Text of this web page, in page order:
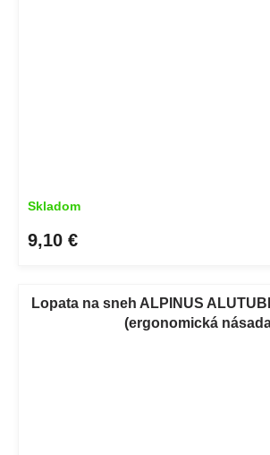
Skladom
9,10 €
Lopata na sneh ALPINUS
(ergonomická